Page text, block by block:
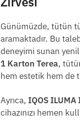
Günümüzde, tütün
aramaktadır. Bu
deneyimi sunan
1 Karton Terea,
hem estetik hem de
Ayrıca, IQOS
cihazınızı hemen